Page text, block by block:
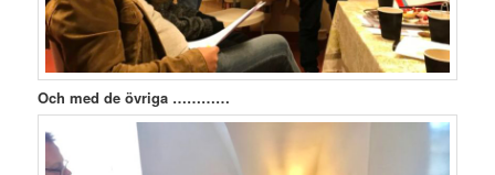
Och med de övriga …………